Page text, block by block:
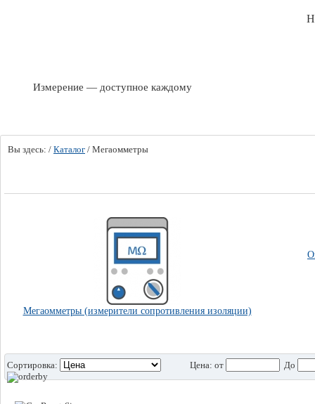
Измерение — доступное каждому
Вы здесь: / Каталог / Мегаомметры
Мегаомметры (измерители сопротивления изоляции)
Сортировка: Цена: от До